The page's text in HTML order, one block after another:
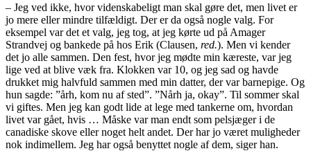
– Jeg ved ikke, hvor videnskabeligt man skal gøre det, men livet er
jo mere eller mindre tilfældigt. Der er da også nogle valg. For
eksempel var det et valg, jeg tog, at jeg kørte ud på Amager
Strandvej og bankede på hos Erik (Clausen, red.). Men vi kender
det jo alle sammen. Den fest, hvor jeg mødte min kæreste, var jeg
lige ved at blive væk fra. Klokken var 10, og jeg sad og havde
drukket mig halvfuld sammen med min datter, der var barnepige. Og
hun sagde: ”årh, kom nu af sted”. ”Nårh ja, okay”. Til sommer skal
vi giftes. Men jeg kan godt lide at lege med tankerne om, hvordan
livet var gået, hvis … Måske var man endt som pelsjæger i de
canadiske skove eller noget helt andet. Der har jo været muligheder
nok indimellem. Jeg har også benyttet nogle af dem, siger han.